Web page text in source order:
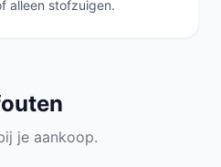
alleen stofzuigen.
je aankoop.